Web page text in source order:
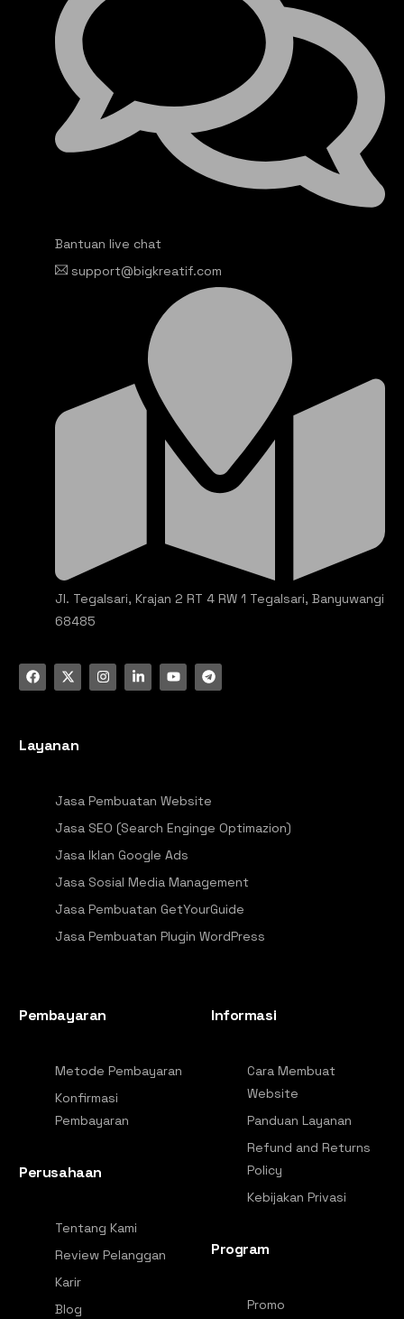
Bantuan live chat
support@bigkreatif.com
Jl. Tegalsari, Krajan 2 RT 4 RW 1 Tegalsari, Banyuwangi
68485
Layanan
Jasa Pembuatan Website
Jasa SEO (Search Enginge Optimazion)
Jasa Iklan Google Ads
Jasa Sosial Media Management
Jasa Pembuatan GetYourGuide
Jasa Pembuatan Plugin WordPress
Pembayaran
Metode Pembayaran
Konfirmasi
Pembayaran
Perusahaan
Tentang Kami
Review Pelanggan
Karir
Blog
Informasi
Cara Membuat
Website
Panduan Layanan
Refund and Returns
Policy
Kebijakan Privasi
Program
Promo